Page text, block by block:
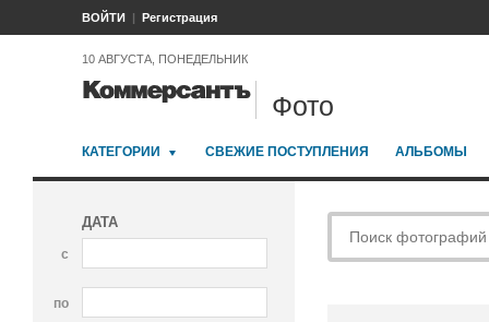
ВОЙТИ Регистрация
10 АВГУСТА, ПОНЕДЕЛЬНИК
Фото
КАТЕГОРИИ СВЕЖИЕ ПОСТУПЛЕНИЯ АЛЬБОМЫ
ДАТА
с
по